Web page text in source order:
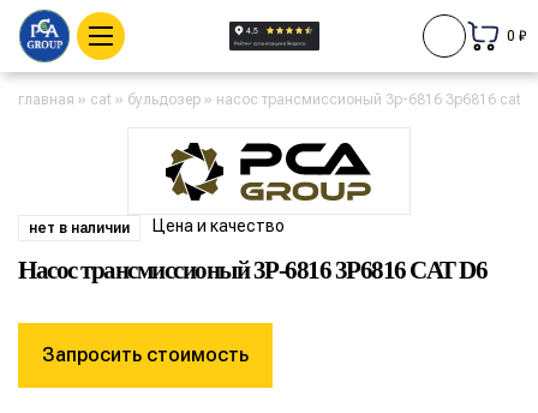
0 ₽
главная » cat » бульдозер » насос трансмиссионый 3p-6816 3p6816 cat
нет в наличии Цена и качество
Насос трансмиссионый 3P-6816 3P6816 CAT D6
Запросить стоимость